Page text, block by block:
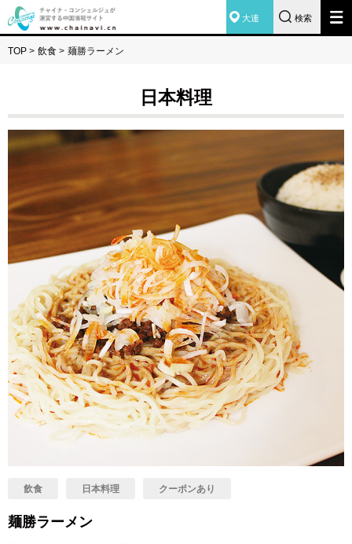
大連 検索
TOP > 飲食 > 麺勝ラーメン
日本料理
飲食 日本料理 クーポンあり
麺勝ラーメン